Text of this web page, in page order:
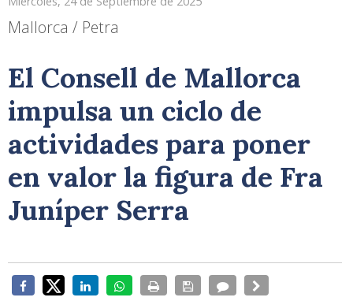
Mallorca / Petra
El Consell de Mallorca
impulsa un ciclo de
actividades para poner
en valor la figura de Fra
Juníper Serra